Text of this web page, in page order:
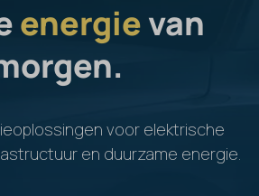
energievan
voor elektrische
en duurzame energie.